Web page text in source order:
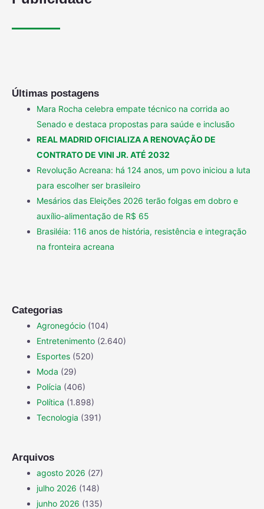
Últimas postagens
Mara Rocha celebra empate técnico na corrida ao
Senado e destaca propostas para saúde e inclusão
REAL MADRID OFICIALIZA A RENOVAÇÃO DE
CONTRATO DE VINI JR. ATÉ 2032
Revolução Acreana: há 124 anos, um povo iniciou a luta
para escolher ser brasileiro
Mesários das Eleições 2026 terão folgas em dobro e
auxílio-alimentação de R$ 65
Brasiléia: 116 anos de história, resistência e integração
na fronteira acreana
Categorias
Agronegócio (104)
Entretenimento (2.640)
Esportes (520)
Moda (29)
Polícia (406)
Política (1.898)
Tecnologia (391)
Arquivos
agosto 2026 (27)
julho 2026 (148)
junho 2026 (135)